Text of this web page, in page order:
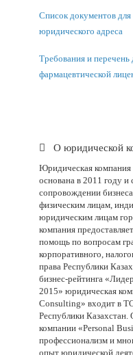
Список документов
юридического адреса
Требования и
фармацевтической
О юридической
Юридическая
основана в 2011 году и
сопровождении
физическим лицам,
юридическим лицам
компания
помощь по вопросам
корпоративного,
права Республики
бизнес-рейтинга
2015» юридическая
Consulting» входит в
Республики
компании «Personal
профессионализм и
опыт юридической